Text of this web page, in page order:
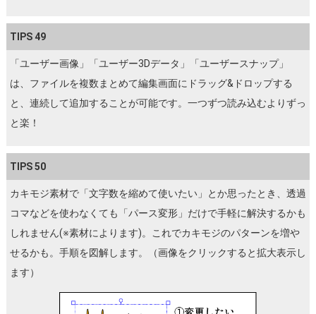
TIPS 49
「ユーザー画像」「ユーザー3Dデータ」「ユーザースナップ」
は、ファイルを複数まとめて編集画面にドラッグ&ドロップする
と、連続して追加することが可能です。一つずつ読み込むよりずっ
と楽！
TIPS 50
カキモジ素材で「文字数を縮めて使いたい」とか思ったとき、透過
コマなどを使わなくても「パース変形」だけで手軽に解決するかも
しれません(※素材によります)。これでカキモジのパターンを増や
せるかも。手順を図解します。（画像をクリックすると拡大表示し
ます）